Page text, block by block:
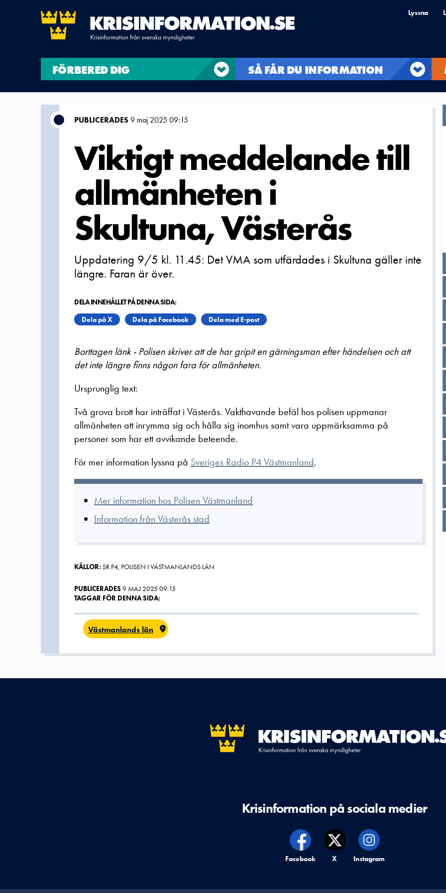
Lyssna
FÖRBERED DIG SÅ FÅR DU INFORMATION
PUBLICERADES9 maj 2025 09:15
Viktigt meddelande till
allmänheten i
Skultuna, Västerås
Uppdatering 9/5 kl. 11.45: Det VMA som utfärdades i Skultuna gäller inte
längre. Faran är över.
DELA INNEHÅLLET PÅ DENNA SIDA:
Dela på X
Dela på Facebook Dela med E-post
Borttagen länk - Polisen skriver att de har gripit en gärningsman efter händelsen och att
det inte längre finns någon fara för allmänheten.
Ursprunglig text:
Två grova brott har inträffat i Västerås. Vakthavande befäl hos polisen uppmanar
allmänheten att inrymma sig och hålla sig inomhus samt vara uppmärksamma på
personer som har ett avvikande beteende.
För mer information lyssna på Sveriges Radio P4 Västmanland.
Mer information hos Polisen Västmanland
Information från Västerås stad
KÄLLOR: SR P4, POLISEN I VÄSTMANLANDS LÄN
PUBLICERADES9 MAJ 2025 09:15
TAGGAR FÖR DENNA SIDA:
Västmanlands län
Krisinformation på sociala medier
Krisinformation på,
Facebook Krisinformation på,
X Krisinformation på,
Instagram